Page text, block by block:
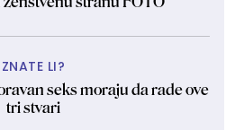
ZNATE LI?
seks moraju da rade ove
tri stvari